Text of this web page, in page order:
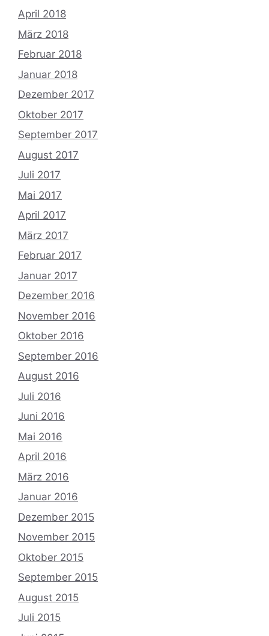
April 2018
März 2018
Februar 2018
Januar 2018
Dezember 2017
Oktober 2017
September 2017
August 2017
Juli 2017
Mai 2017
April 2017
März 2017
Februar 2017
Januar 2017
Dezember 2016
November 2016
Oktober 2016
September 2016
August 2016
Juli 2016
Juni 2016
Mai 2016
April 2016
März 2016
Januar 2016
Dezember 2015
November 2015
Oktober 2015
September 2015
August 2015
Juli 2015